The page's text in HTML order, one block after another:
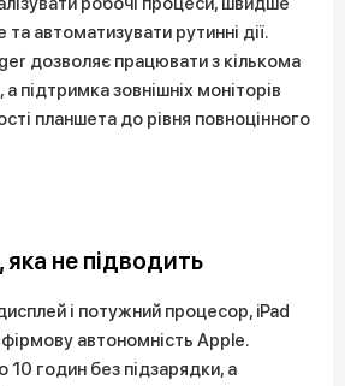
автоматизувати рутинні дії.
дозволяє працювати з кількома
підтримка зовнішніх моніторів
планшета до рівня повноцінного
не підводить
і потужний процесор, iPad
автономність Apple.
годин без підзарядки, а